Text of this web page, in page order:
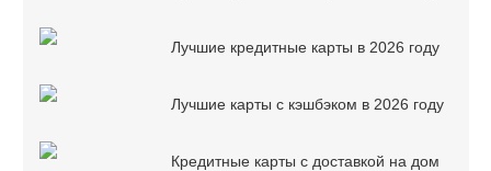
Лучшие кредитные карты в 2026 году
Лучшие карты с кэшбэком в 2026 году
Кредитные карты с доставкой на дом